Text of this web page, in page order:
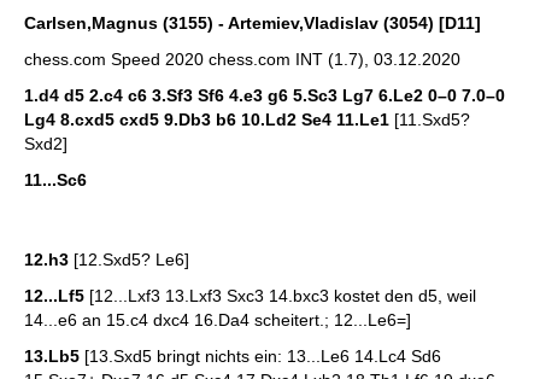
Carlsen,Magnus (3155) - Artemiev,Vladislav (3054) [D11]
chess.com Speed 2020 chess.com INT (1.7), 03.12.2020
1.d4 d5 2.c4 c6 3.Sf3 Sf6 4.e3 g6 5.Sc3 Lg7 6.Le2 0–0 7.0–0
Lg4 8.cxd5 cxd5 9.Db3 b6 10.Ld2 Se4 11.Le1 [11.Sxd5?
Sxd2]
11...Sc6
12.h3 [12.Sxd5? Le6]
12...Lf5 [12...Lxf3 13.Lxf3 Sxc3 14.bxc3 kostet den d5, weil
14...e6 an 15.c4 dxc4 16.Da4 scheitert.; 12...Le6=]
13.Lb5 [13.Sxd5 bringt nichts ein: 13...Le6 14.Lc4 Sd6